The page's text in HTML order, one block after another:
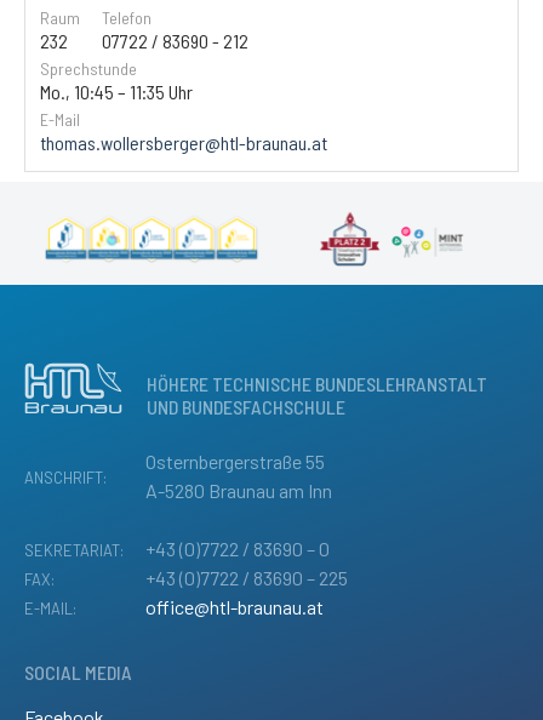
Raum
232
Telefon
07722 / 83690 - 212
Sprechstunde
Mo., 10:45 – 11:35 Uhr
E-Mail
thomas.wollersberger@htl-braunau.at
HÖHERE TECHNISCHE BUNDESLEHRANSTALT
UND BUNDESFACHSCHULE
ANSCHRIFT:
Osternbergerstraße 55
A-5280 Braunau am Inn
SEKRETARIAT: +43 (0)7722 / 83690 – 0
FAX: +43 (0)7722 / 83690 – 225
E-MAIL: office@htl-braunau.at
SOCIAL MEDIA